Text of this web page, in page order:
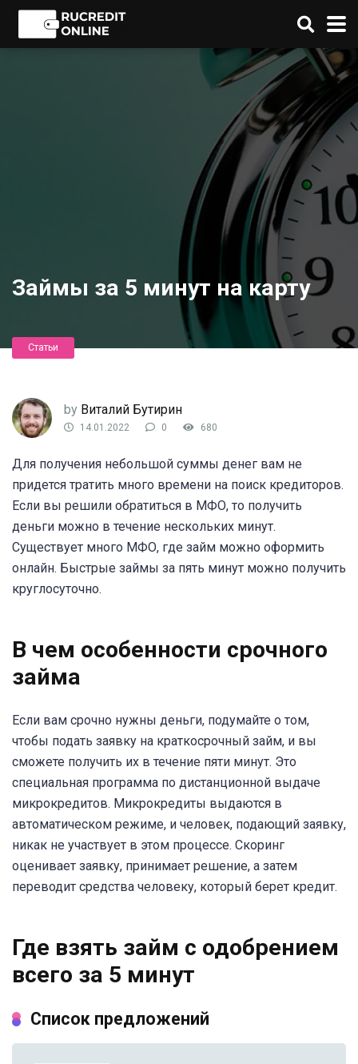
Займы за 5 минут на карту
Статьи
by Виталий Бутирин
14.01.2022 0 680
Для получения небольшой суммы денег вам не
придется тратить много времени на поиск кредиторов.
Если вы решили обратиться в МФО, то получить
деньги можно в течение нескольких минут.
Существует много МФО, где займ можно оформить
онлайн. Быстрые займы за пять минут можно получить
круглосуточно.
В чем особенности срочного
займа
Если вам срочно нужны деньги, подумайте о том,
чтобы подать заявку на краткосрочный займ, и вы
сможете получить их в течение пяти минут. Это
специальная программа по дистанционной выдаче
микрокредитов. Микрокредиты выдаются в
автоматическом режиме, и человек, подающий заявку,
никак не участвует в этом процессе. Скоринг
оценивает заявку, принимает решение, а затем
переводит средства человеку, который берет кредит.
Где взять займ с одобрением
всего за 5 минут
Список предложений